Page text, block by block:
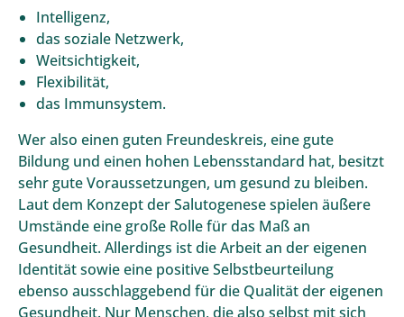
Intelligenz,
das soziale Netzwerk,
Weitsichtigkeit,
Flexibilität,
das Immunsystem.
Wer also einen guten Freundeskreis, eine gute
Bildung und einen hohen Lebensstandard hat, besitzt
sehr gute Voraussetzungen, um gesund zu bleiben.
Laut dem Konzept der Salutogenese spielen äußere
Umstände eine große Rolle für das Maß an
Gesundheit. Allerdings ist die Arbeit an der eigenen
Identität sowie eine positive Selbstbeurteilung
ebenso ausschlaggebend für die Qualität der eigenen
Gesundheit. Nur Menschen, die also selbst mit sich